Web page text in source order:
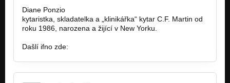
Diane Ponzio
kytaristka, skladatelka a „klinikářka“ kytar C.F. Martin od
roku 1986, narozena a žijící v New Yorku.
Dašlí ifno zde: